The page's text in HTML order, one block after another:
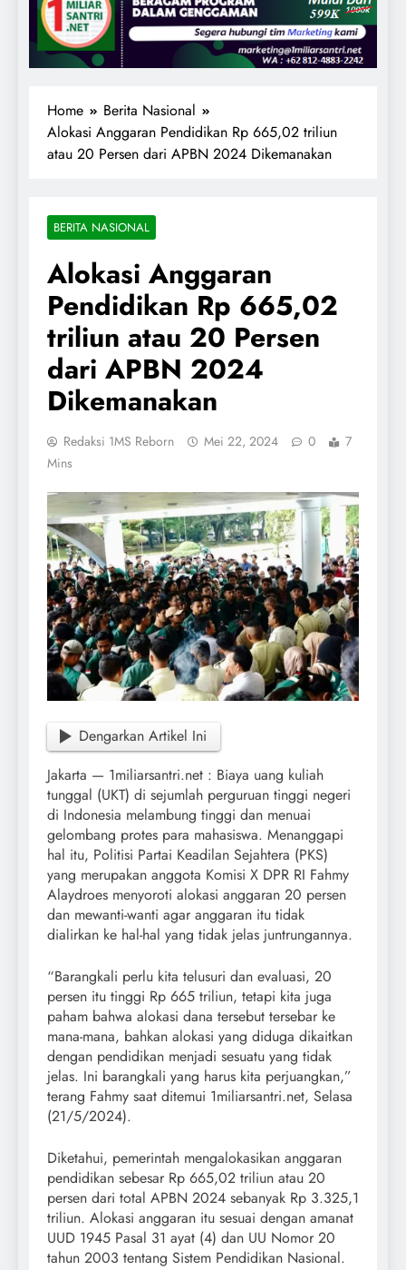
Home
Berita Nasional
Alokasi Anggaran Pendidikan Rp 665,02 triliun
atau 20 Persen dari APBN 2024 Dikemanakan
BERITA NASIONAL
Alokasi Anggaran
Pendidikan Rp 665,02
triliun atau 20 Persen
dari APBN 2024
Dikemanakan
Redaksi 1MS Reborn Mei 22, 2024 0
7
Mins
Dengarkan Artikel Ini
Jakarta — 1miliarsantri.net : Biaya uang kuliah
tunggal (UKT) di sejumlah perguruan tinggi negeri
di Indonesia melambung tinggi dan menuai
gelombang protes para mahasiswa. Menanggapi
hal itu, Politisi Partai Keadilan Sejahtera (PKS)
yang merupakan anggota Komisi X DPR RI Fahmy
Alaydroes menyoroti alokasi anggaran 20 persen
dan mewanti-wanti agar anggaran itu tidak
dialirkan ke hal-hal yang tidak jelas juntrungannya.
“Barangkali perlu kita telusuri dan evaluasi, 20
persen itu tinggi Rp 665 triliun, tetapi kita juga
paham bahwa alokasi dana tersebut tersebar ke
mana-mana, bahkan alokasi yang diduga dikaitkan
dengan pendidikan menjadi sesuatu yang tidak
jelas. Ini barangkali yang harus kita perjuangkan,”
terang Fahmy saat ditemui 1miliarsantri.net, Selasa
(21/5/2024).
Diketahui, pemerintah mengalokasikan anggaran
pendidikan sebesar Rp 665,02 triliun atau 20
persen dari total APBN 2024 sebanyak Rp 3.325,1
triliun. Alokasi anggaran itu sesuai dengan amanat
UUD 1945 Pasal 31 ayat (4) dan UU Nomor 20
tahun 2003 tentang Sistem Pendidikan Nasional.